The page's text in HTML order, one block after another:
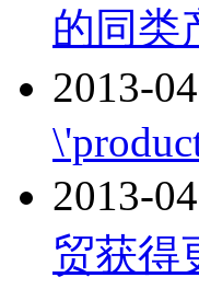
的同类
2013-
2013-
贸获得